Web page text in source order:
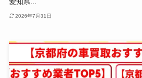
愛知県...
2026年7月31日